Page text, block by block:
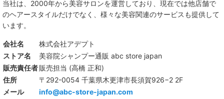
当社は、 2000年から美容サロンを運営しており、現在では他店舗で
のヘアースタイルだけでなく、様々な美容関連のサービスも提供して
います。
会社名
株式会社アデプト
ストア名
美容院シャンプー通販 abc store japan
販売責任者販売担当 (高橋 正和)
住所
〒292-0054 千葉県木更津市長須賀926−2 2F
メール
info@abc-store-japan.com